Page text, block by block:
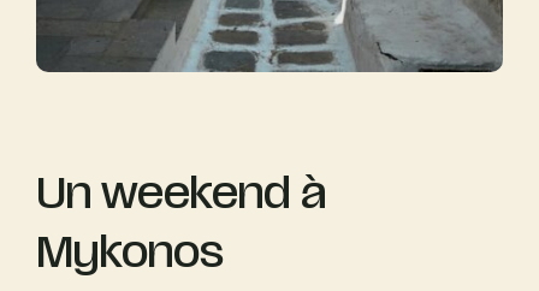
Un weekend à
Mykonos